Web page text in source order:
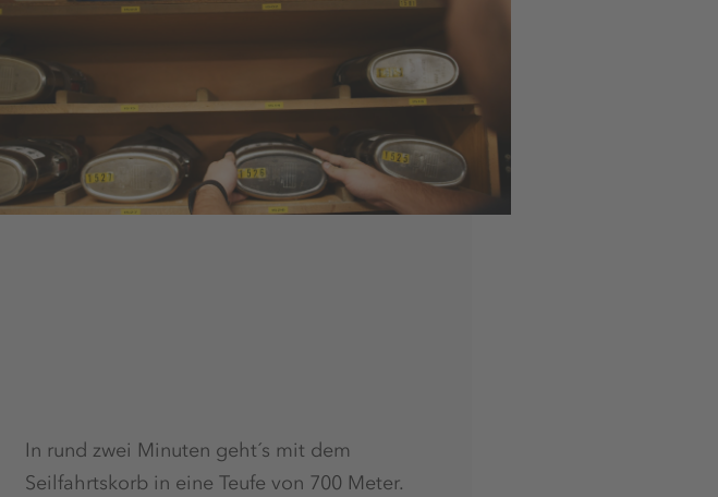
In rund zwei Minuten geht´s mit dem
Seilfahrtskorb in eine Teufe von 700 Meter.